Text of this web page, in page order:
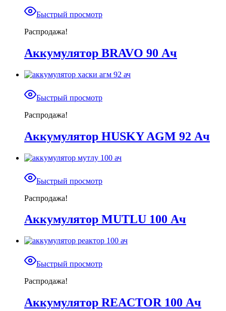
Быстрый просмотр
Распродажа!
Аккумулятор BRAVO 90 Ач
Быстрый просмотр
Распродажа!
Аккумулятор HUSKY AGM 92 Ач
Быстрый просмотр
Распродажа!
Аккумулятор MUTLU 100 Ач
Быстрый просмотр
Распродажа!
Аккумулятор REACTOR 100 Ач